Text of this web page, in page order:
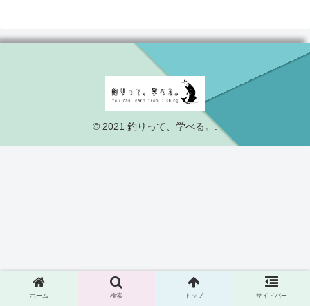
© 2021 釣りって、学べる。.
ホーム 検索 トップ サイドバー